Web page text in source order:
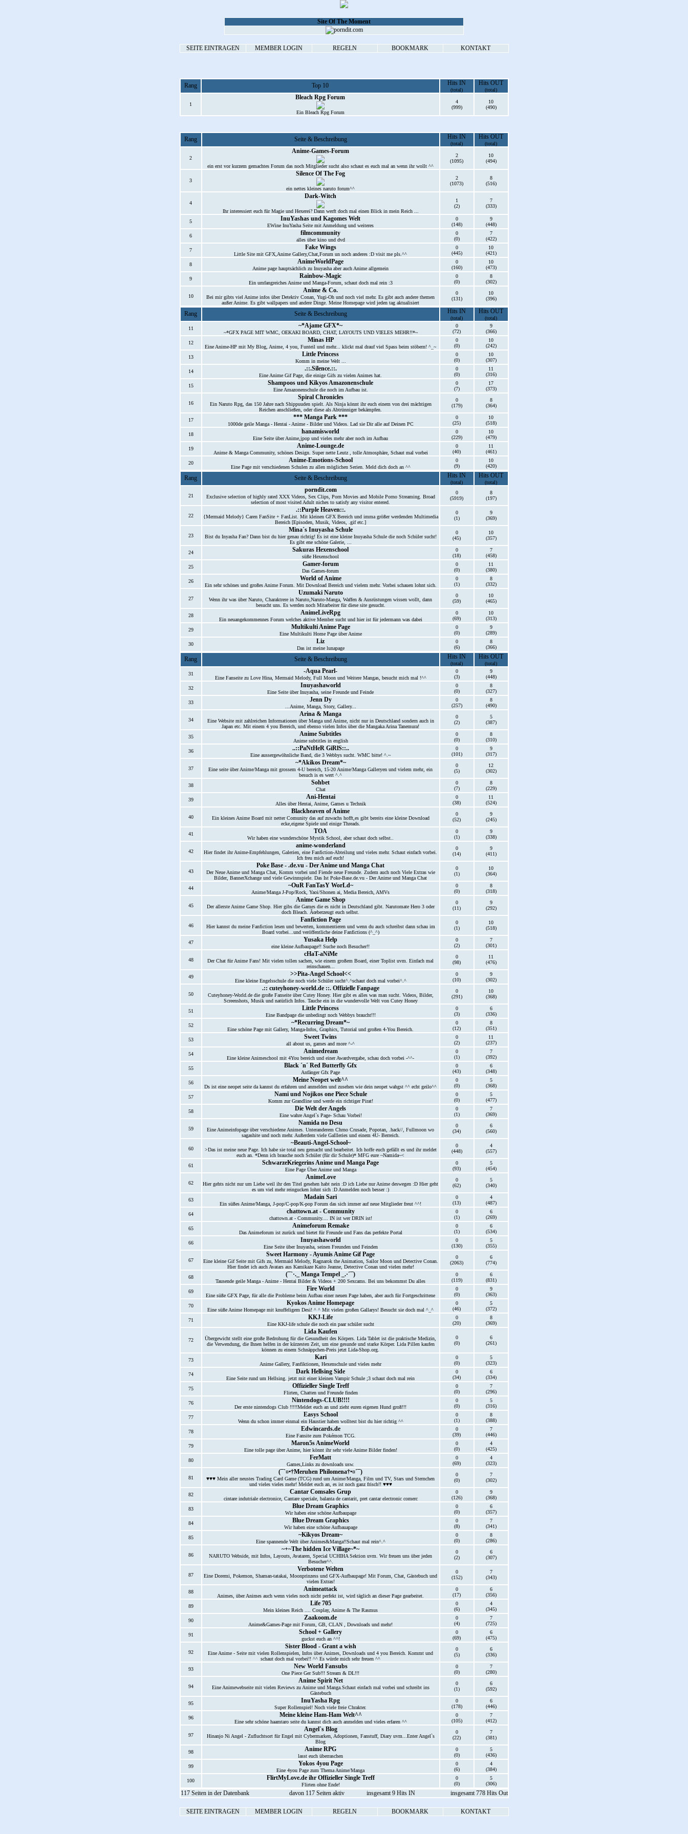
Site Of The Moment
SEITE EINTRAGEN MEMBER LOGIN REGELN BOOKMARK KONTAKT
Rang Top 10 Hits IN
(total)
Hits OUT
(total)
1
Bleach Rpg Forum
Ein Bleach Rpg Forum
4
(999)
10
(490)
Rang Seite & Beschreibung Hits IN
(total)
Hits OUT
(total)
2
Anime-Games-Forum
ein erst vor kurzem gemachtes Forum das noch Mitglieder sucht also schaut es euch mal an wenn ihr wollt ^^
2
(1095)
10
(494)
3
Silence Of The Fog
ein nettes kleines naruto forum^^
2
(1073)
8
(516)
4
Dark-Witch
Ihr interessiert euch für Magie und Hexerei? Dann werft doch mal einen Blick in mein Reich ...
1
(2)
7
(333)
5 InuYashas und Kagomes Welt
EWine InuYasha Seite mit Anmeldung und weiteres
0
(148)
9
(448)
6
filmcommunity
alles über kino und dvd
0
(0)
7
(422)
7
Fake Wings
Little Site mit GFX,Anime Gallery,Chat,Forum un noch anderes :D visit me pls.^^
0
(445)
10
(421)
8
AnimeWorldPage
Anime page hauptsächlich zu Inuyasha aber auch Anime allgemein
0
(160)
10
(473)
9
Rainbow-Magic
Ein umfangreiches Anime und Manga-Forum, schaut doch mal rein :3
0
(0)
8
(302)
10
Anime & Co.
Bei mir gibts viel Anime infos über Detektiv Conan, Yugi-Oh und noch viel mehr. Es gibt auch andere themen
außer Anime. Es gibt wallpapers und andere Dinge. Meine Homepage wird jeden tag aktualisiert
0
(131)
10
(396)
Rang Seite & Beschreibung Hits IN
(total)
Hits OUT
(total)
11
~*Ajame GFX*~
~*GFX PAGE MIT WMC, OEKAKI BOARD, CHAT, LAYOUTS UND VIELES MEHR!!*~
0
(72)
9
(366)
12
Minas HP
Eine Anime-HP mit My Blog, Anime, 4 you, Funteil und mehr... klickt mal drauf viel Spass beim stöbern! ^_~
0
(0)
10
(242)
13
Little Princess
Komm in meine Welt ...
0
(0)
10
(307)
14
.::.Silence.::.
Eine Anime Gif Page, die einige Gifs zu vielen Animes hat.
0
(0)
11
(316)
15
Shampoos und Kikyos Amazonenschule
Eine Amazonenschule die noch im Aufbau ist.
0
(7)
17
(373)
16
Spiral Chronicles
Ein Naruto Rpg, das 150 Jahre nach Shippuuden spielt. Als Ninja könnt ihr euch einem von drei mächtigen
Reichen anschließen, oder diese als Abtrünniger bekämpfen.
0
(179)
8
(364)
17 *** Manga Park ***
1000de geile Manga - Hentai - Anime - Bilder und Videos. Lad sie Dir alle auf Deinen PC
0
(25)
10
(518)
18
hanamisworld
Eine Seite über Anime,jpop und vieles mehr aber noch im Aufbau
0
(229)
10
(479)
19
Anime-Lounge.de
Anime & Manga Community, schönes Design. Super nette Leutz , tolle Atmosphäre, Schaut mal vorbei
0
(40)
11
(461)
20
Anime-Emotions-School
Eine Page mit verschiedenen Schulen zu allen möglichen Serien. Meld dich doch an ^^
0
(9)
10
(420)
Rang Seite & Beschreibung Hits IN
(total)
Hits OUT
(total)
21
porndit.com
Exclusive selection of highly rated XXX Videos, Sex Clips, Porn Movies and Mobile Porno Streaming. Broad
selection of most visited Adult niches to satisfy any visitor entered.
0
(5919)
8
(197)
22
.::Purple Heaven::.
{Mermaid Melody} Caren FanSite + FanList. Mit kleinen GFX Bereich und imma größer werdenden Multimedia
Bereich [Episoden, Musik, Videos, .gif etc.]
0
(1)
9
(369)
23
Mina´s Inuyasha Schule
Bist du Inyasha Fan? Dann bist du hier genau richtig! Es ist eine kleine Inuyasha Schule die noch Schüler sucht!
Es gibt ene schöne Galerie, ...
0
(45)
10
(357)
24 Sakuras Hexenschool
süße Hexenschool
0
(18)
7
(458)
25
Gamer-forum
Das Games-forum
0
(0)
11
(380)
26
World of Anime
Ein sehr schönes und großes Anime Forum. Mit Download Bereich und vielem mehr. Vorbei schauen lohnt sich.
0
(1)
8
(332)
27
Uzumaki Naruto
Wenn ihr was über Naruto, Charaktrere in Naruto,Naruto-Manga, Waffen & Ausrüstungen wissen wollt, dann
besucht uns. Es werden noch Mitarbeiter für diese site gesucht.
0
(59)
10
(465)
28 AnimeLiveRpg
Ein neuangekommennes Forum welches aktive Member sucht und hier ist für jedermann was dabei
0
(69)
10
(313)
29
Multikulti Anime Page
Eine Multikulti Home Page über Anime
0
(0)
9
(289)
30
Liz
Das ist meine lunapage
0
(6)
8
(366)
Rang Seite & Beschreibung Hits IN
(total)
Hits OUT
(total)
31
-Aqua Pearl-
Eine Fanseite zu Love Hina, Mermaid Melody, Full Moon und Weitere Mangas, besucht mich mal !^^
0
(3)
9
(448)
32
Inuyashaworld
Eine Seite über Inuyasha, seine Freunde und Feinde
0
(0)
8
(327)
33
Jenn Dy
...Anime, Manga, Story, Gallery...
0
(257)
8
(490)
34
Arina & Manga
Eine Website mit zahlreichen Informationen über Manga und Anime, nicht nur in Deutschland sondern auch in
Japan etc. Mit einem 4 you Bereich, und ebenso vielen Infos über die Mangaka Arina Tanemura!
0
(2)
5
(387)
35 Anime Subtitles
Anime subtitles in english
0
(0)
8
(310)
36
..::PaNtHeR GiRlS::..
Eine aussergewöhnliche Band, die 3 Webbys sucht. WMC bitte! ^.~
0
(101)
9
(317)
37
~*Akikos Dream*~
Eine seite über Anime/Manga mit grossem 4-U bereich, 15-20 Anime/Manga Galleryen und vielem mehr, ein
besuch is es wert ^.^
0
(5)
12
(302)
38 Sohbet
Chat
0
(7)
8
(229)
39
Ani-Hentai
Alles über Hentai, Anime, Games u Technik
0
(38)
11
(524)
40
Blackheaven of Anime
Ein kleines Anime Board mit netter Comunity das auf zuwachs hofft,es gibt bereits eine kleine Download
ecke,eigene Spiele und einige Threads.
0
(52)
9
(245)
41 TOA
Wir haben eine wunderschöne Mystik School, aber schaut doch selbst..
0
(1)
9
(338)
42
anime-wonderland
Hier findet ihr Anime-Empfehlungen, Galerien, eine Fanfiction-Abteilung und vieles mehr. Schaut einfach vorbei.
Ich freu mich auf euch!
0
(14)
9
(411)
43
Poke Base - .de.vu - Der Anime und Manga Chat
Der Neue Anime und Manga Chat, Komm vorbei und Fiende neue Freunde. Zudem auch noch Viele Extras wie
Bilder, BannerXchange und viele Gewinnspiele. Das Ist Poke-Base.de.vu - Der Anime und Manga Chat
0
(1)
10
(364)
44 ~OuR FanTasY WorLd~
Anime/Manga J-Pop/Rock, Yaoi/Shonen ai, Media Bereich, AMVs
0
(0)
8
(318)
45
Anime Game Shop
Der allerste Anime Game Shop. Hier gibs die Games die es nicht in Deutschland gibt. Narutomate Hero 3 oder
doch Bleach. Ãœberzeugt euch selbst.
0
(11)
9
(292)
46
Fanfiction Page
Hier kannst du meine Fanfiction lesen und bewerten, kommentieren und wenn du auch schreibst dann schau im
Board vorbei...und veröffentliche deine Fanfictions (^_^)
0
(1)
10
(518)
47 Yusaka Help
eine kleine Aufbaupage!! Suche noch Besucher!!
0
(2)
7
(301)
48
cHaT-aNiMe
Der Chat für Anime Fans! Mit vielen tollen sachen, wie einem großem Board, einer Toplist uvm. Einfach mal
reinschauen...
0
(98)
11
(476)
49 >>Pita-Angel School<<
Eine kleine Engelsschule die noch viele Schüler sucht^.^schaut doch mal vorbei^.^
0
(10)
9
(302)
50
.:: cuteyhoney-world.de ::. Offizielle Fanpage
Cuteyhoney-World.de die große Fanseite über Cutey Honey. Hier gibt es alles was man sucht. Videos, Bilder,
Screenshots, Musik und natürlich Infos. Tauche ein in die wundervolle Welt von Cutey Honey
0
(291)
10
(368)
51 Little Princess
Eine Bandpage die unbedingt noch Webbys braucht!!!
0
(3)
6
(336)
52
~*Recurring Dream*~
Eine schöne Page mit Gallery, Manga-Infos, Graphics, Tutorial und großen 4-You Bereich.
0
(12)
8
(351)
53
Sweet Twins
all about us, games and more ^-^
0
(2)
11
(237)
54
Animedream
Eine kleine Animeschool mit 4You bereich und einer Awardvergabe, schau doch vorbei -^^-
0
(1)
7
(392)
55
Black ´n´ Red Butterfly Gfx
Anfänger Gfx Page
0
(43)
6
(348)
56
Meine Neopet welt^^
Ds ist eine neopet seite da kannst du erfahren und anmelden und zusehen wie dein neopet wahgst ^^ echt geilo^^
0
(0)
5
(368)
57
Nami und Nojikos one Piece Schule
Komm zur Grandline und werde ein richtiger Pirat!
0
(0)
5
(477)
58
Die Welt der Angels
Eine wahre Angel`s Page- Schau Vorbei!
0
(1)
7
(369)
59
Namida no Desu
Eine Animeinfopage über verschiedene Animes. Unteranderem Chrno Crusade, Popotan, .hack//, Fullmoon wo
sagashite und noch mehr. Außerdem viele Gallleries und einem 4U- Berreich.
0
(34)
6
(560)
60
~Beauti-Angel-School~
>Das ist meine neue Page. Ich habe sie total neu gemacht und bearbeitet. Ich hoffe euch gefällt es und ihr meldet
euch an. *Denn ich brauche noch Schüler (für dir Schule)* MFG eure ~Namida~<
0
(448)
4
(557)
61 SchwarzeKriegerins Anime und Manga Page
Eine Page Über Anime und Manga
0
(93)
5
(454)
62
AnimeLove
Hier gehts nicht nur um Liebe weil ihr den Titel gesehen habt nein :D ich Liebe nur Anime deswegen :D Hier geht
es um viel mehr reingucken lohnt sich :D Anmelden noch besser :)
0
(62)
5
(340)
63 Madain Sari
Ein süßes Anime/Manga, J-pop/C-pop/K-pop Forum das sich immer auf neue Mitglieder freut ^^!
0
(13)
4
(487)
64
chattown.at - Community
chattown.at - Community.... IN ist wer DRIN ist!
0
(1)
6
(269)
65
Animeforum Remake
Das Animeforum ist zurück und bietet für Freunde und Fans das perfekte Portal
0
(1)
6
(534)
66
Inuyashaworld
Eine Seite über Inuyasha, seinen Freunden und Feinden
0
(130)
5
(355)
67
Sweet Harmony - Ayumis Anime Gif Page
Eine kleine Gif Seite mit Gifs zu, Mermaid Melody, Ragnarok the Animation, Sailor Moon und Detective Conan.
Hier findet ich auch Avatars aus Kamikaze Kaito Jeanne, Detective Conan und vielen mehr!
0
(2063)
6
(774)
68 (¯`·._ Manga Tempel _.·´¯)
Tausende geile Manga - Anime - Hentai Bilder & Videos + 200 Sexcams. Bei uns bekommst Du alles
0
(119)
6
(831)
69
Fire World
Eine süße GFX Page, für alle die Probleme beim Aufbau einer neuen Page haben, aber auch für Fortgeschrittene
0
(0)
9
(363)
70
Kyokos Anime Homepage
Eine süße Anime Homepage mit knuffeligem Desi! ^ ^ Mit vielen großen Gallarys! Besucht sie doch mal ^_^
0
(46)
5
(372)
71
KKJ-Life
Eine KKJ-life schule die noch ein paar schüler sucht
0
(20)
8
(369)
72
Lida Kaufen
Übergewicht stellt eine große Bedrohung für die Gesundheit des Körpers. Lida Tablet ist die praktische Medizin,
die Verwendung, die Ihnen helfen in der kürzesten Zeit, um eine gesunde und starke Körper. Lida Pillen kaufen
können zu einem Schnäppchen-Preis jetzt Lida-Shop.org.
0
(0)
6
(261)
73 Kari
Anime Gallery, Fanfiktionen, Hexenschule und vieles mehr
0
(0)
5
(323)
74
Dark Hellsing Side
Eine Seite rund um Hellsing. jetzt mit einer kleinen Vampir Schule ;3 schaut doch mal rein
0
(34)
6
(334)
75
Offizieller Single Treff
Flirten, Chatten und Freunde finden
0
(0)
7
(296)
76
Nintendogs-CLUB!!!!
Der erste nintendogs Club !!!!!Meldet euch an und zieht euren eigenen Hund groß!!!
0
(0)
5
(316)
77
Easys School
Wenn du schon immer einmal ein Haustier haben wolltest bist du hier richtig ^^
0
(1)
8
(388)
78
Edwincards.de
Eine Fansite zum Pokémon TCG.
0
(39)
7
(446)
79
Maron5s AnimeWorld
Eine tolle page über Anime, hier könnt ihr sehr viele Anime Bilder finden!
0
(0)
4
(425)
80
FerMatt
Games,Links zu downloads usw.
0
(69)
4
(323)
81
(¯`¤•†Meruhen Philomena†•¤´¯)
♥♥♥ Mein aller neustes Trading Card Game (TCG) rund um Anime/Manga, Film und TV, Stars und Sternchen
und vieles vieles mehr! Meldet euch an, es ist noch ganz frisch!! ♥♥♥
0
(0)
7
(302)
82 Cantar Comsales Grup
cintare indutriale electronice, Cantare speciale, balanta de cantarit, pret cantar electronic comerc
0
(126)
9
(368)
83
Blue Dream Graphics
Wir haben eine schöne Aufbaupage
0
(0)
6
(357)
84
Blue Dream Graphics
Wir haben eine schöne Aufbauapage
0
(8)
7
(341)
85
~Kikyos Dream~
Eine spannende Welt über Animes&Manga!!Schaut mal rein^.^
0
(0)
8
(286)
86
~+~The hidden Ice Village~*~
NARUTO Webside, mit Infos, Layouts, Avataren, Special UCHIHA Sektion uvm. Wir freuen uns über jeden
Besucher^^.
0
(2)
6
(307)
87
Verbotene Welten
Eine Doremi, Pokemon, Shaman-tatakai, Moonprinzess und GFX-Aufbaupage! Mit Forum, Chat, Gästebuch und
vielen Extras!
0
(152)
7
(343)
88 Animeattack
Animes, über Animes auch wenn vieles noch nicht perfekt ist, wird täglich an dieser Page gearbeitet.
0
(17)
6
(356)
89
Life 705
Mein kleines Reich .... Cosplay, Anime & The Rasmus
0
(6)
4
(345)
90
Zaakoom.de
Anime&Games-Page mit Forum, GB, CLAN , Downloads und mehr!
0
(4)
7
(725)
91
School + Gallery
guckst euch an ^^!
0
(69)
6
(475)
92
Sister Blood - Grant a wish
Eine Anime - Seite mit vielen Rollenspielen, Infos über Animes, Downloads und 4 you Bereich. Kommt und
schaut doch mal vorbei!! ^^ Es würde mich sehr freuen ^^
0
(5)
6
(336)
93 New World Fansubs
One Piece Ger Sub!!! Stream & DL!!!
0
(0)
7
(280)
94
Anime Spirit Net
Eine Animewebseite mit vielen Reviews zu Anime und Manga.Schaut einfach mal vorbei und schreibt ins
Gästebuch
0
(1)
6
(592)
95 InuYasha Rpg
Super Rollenspiel! Noch viele freie Chrakter.
0
(178)
6
(446)
96
Meine kleine Ham-Ham Welt^^
Eine sehr schöne haamtaro seite du kannst dich auch anmelden und vieles erfaren ^^
0
(105)
7
(412)
97
Angel`s Blog
Hinanjo Ni Angel - Zufluchtsort für Engel mit Cybermarken, Adoptionen, Fanstuff, Diary uvm...Enter Angel`s
Blog
0
(22)
7
(381)
98 Anime RPG
lasst euch überraschen
0
(0)
5
(436)
99
Yokos 4you Page
Eine 4you Page zum Thema Anime/Manga
0
(6)
4
(384)
100
FlirtMyLove.de ihr Offizieller Single Treff
Flirten ohne Ende!
0
(0)
5
(306)
117 Seiten in der Datenbank davon 117 Seiten aktiv insgesamt 9 Hits IN insgesamt 778 Hits Out
SEITE EINTRAGEN MEMBER LOGIN REGELN BOOKMARK KONTAKT